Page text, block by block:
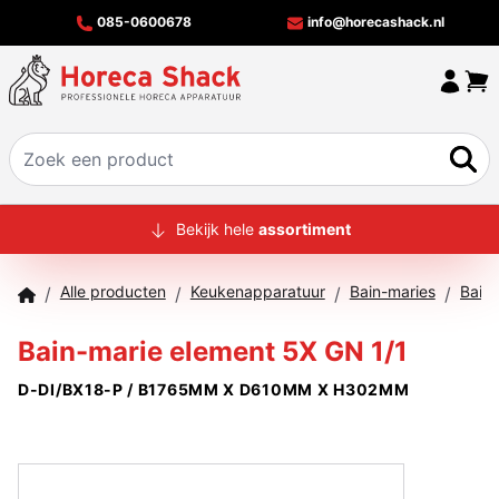
085-0600678 info@horecashack.nl
HOME
MERKEN
OFFERTECHECKER
Bekijk hele assortiment
/ Alle producten / Keukenapparatuur / Bain-maries /
Bain-marie element 5X GN 1/1
D-DI/BX18-P / B1765MM X D610MM X H302MM